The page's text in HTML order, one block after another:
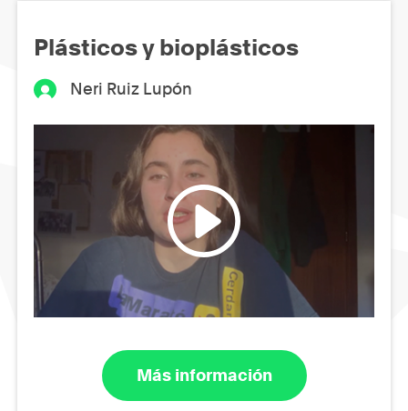
Plásticos y bioplásticos
Neri Ruiz Lupón
Más información